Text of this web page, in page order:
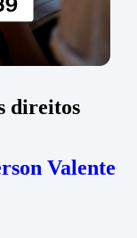
direitos
Valente